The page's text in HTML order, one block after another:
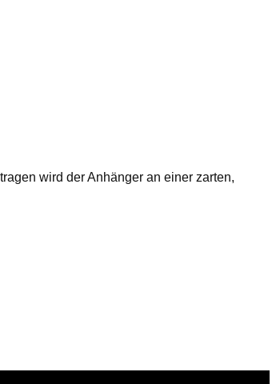
wird der Anhänger an einer zarten,